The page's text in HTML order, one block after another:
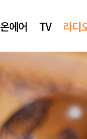
온에어 TV 라디